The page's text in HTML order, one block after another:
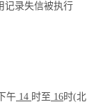
记录失信被执行
午 14 时至 16时(北